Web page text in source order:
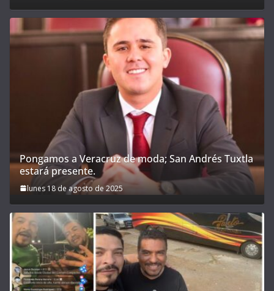
Pongamos a Veracruz de moda; San Andrés Tuxtla
estará presente.
lunes 18 de agosto de 2025